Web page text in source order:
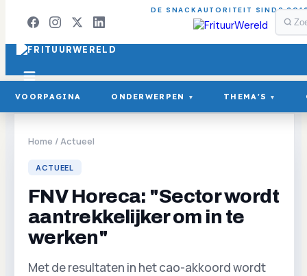
DE SNACKAUTORITEIT SINDS
VOORPAGINA ONDERWERPEN ▾ THEMA'S ▾
Home /Actueel
ACTUEEL
FNV Horeca: "Sector wordt
aantrekkelijker om in te
werken"
Met de resultaten in het cao-akkoord wordt